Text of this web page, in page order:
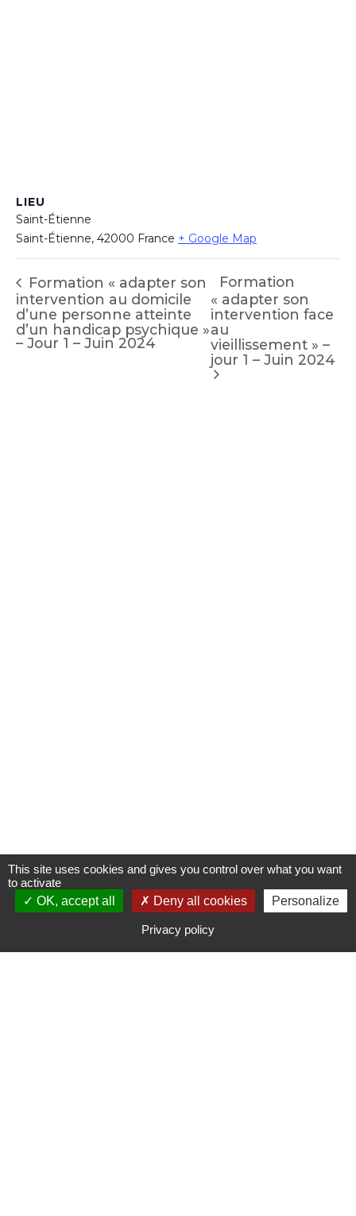
LIEU
Saint-Étienne
Saint-Étienne, 42000 France + Google Map
Formation « adapter son
intervention au domicile
d’une personne atteinte
d’un handicap psychique »
– Jour 1 – Juin 2024
Formation
« adapter son
intervention face
au
vieillissement » –
jour 1 – Juin 2024
S'INSCRIRE À UNE FORMATION
This site uses cookies and gives you control over what you want
to activate
OK, accept all
Deny all cookies Personalize
Privacy policy